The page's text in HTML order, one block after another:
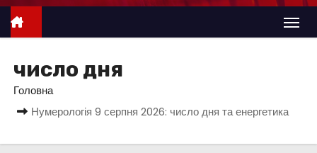
е
число дня
Головна
Нумерологія 9 серпня 2026: число дня та енергетика